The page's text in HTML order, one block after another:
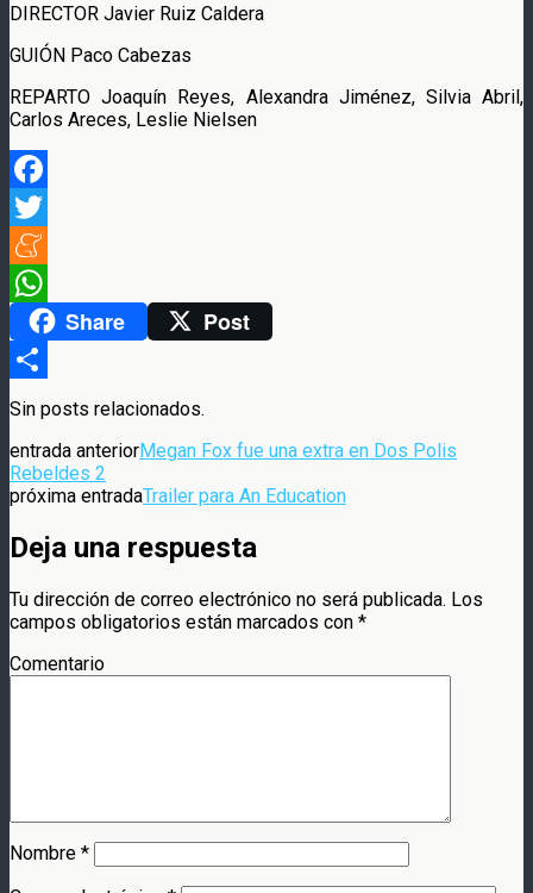
DIRECTOR Javier Ruiz Caldera
GUIÓN Paco Cabezas
REPARTO Joaquín Reyes, Alexandra Jiménez, Silvia Abril,
Carlos Areces, Leslie Nielsen
Facebook
Twitter
Meneame
WhatsAppShare Post
Compartir
Sin posts relacionados.
entrada anteriorMegan Fox fue una extra en Dos Polis
Rebeldes 2
próxima entradaTrailer para An Education
Deja una respuesta
Tu dirección de correo electrónico no será publicada. Los
campos obligatorios están marcados con *
Comentario
Nombre *